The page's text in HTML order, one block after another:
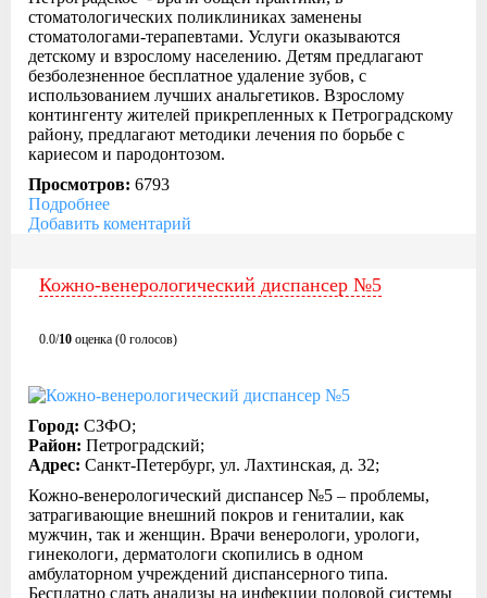
стоматологических поликлиниках заменены
стоматологами-терапевтами. Услуги оказываются
детскому и взрослому населению. Детям предлагают
безболезненное бесплатное удаление зубов, с
использованием лучших анальгетиков. Взрослому
контингенту жителей прикрепленных к Петроградскому
району, предлагают методики лечения по борьбе с
кариесом и пародонтозом.
Просмотров: 6793
Подробнее
Добавить коментарий
Кожно-венерологический диспансер №5
0.0/10 оценка (0 голосов)
Город: СЗФО;
Район: Петроградский;
Адрес: Санкт-Петербург, ул. Лахтинская, д. 32;
Кожно-венерологический диспансер №5 – проблемы,
затрагивающие внешний покров и гениталии, как
мужчин, так и женщин. Врачи венерологи, урологи,
гинекологи, дерматологи скопились в одном
амбулаторном учреждений диспансерного типа.
Бесплатно сдать анализы на инфекции половой системы